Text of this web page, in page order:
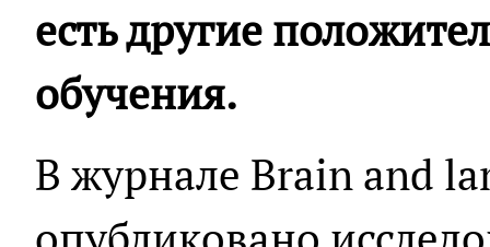
есть другие
обучения.
В журнале Brain and